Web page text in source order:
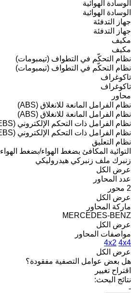
الوسادة الهوائية
الوسادة الهوائية
جهاز التدفئة
جهاز التدفئة
مكيف
مكيف
نظام التحكّم في التطواف (تيمبومات)
نظام التحكّم في التطواف (تيمبومات)
تاكوغراف
تاكوغراف
محاور
نظام الفرامل المانعة للانغلاق (ABS)
نظام الفرامل المانعة للانغلاق (ABS)
نظام الفرامل ذات التحكم الإلكتروني (EBS)
نظام الفرامل ذات التحكم الإلكتروني (EBS)
نظام التعليق
التوائية المكافئ بضغط الهواء/بضغط الهواء
زنبرك ملف زنبركي هيدروليكي
عرض الكل
عدد المحاور
2 محور
عرض الكل
ماركة المحاور
MERCEDES-BENZ
عرض الكل
مواصفات المحاور
4x2 4x4
عرض الكل
هل بعض عوامل التصفية مفقودة؟
اقتراح تغيير
نتائج البحث:
-